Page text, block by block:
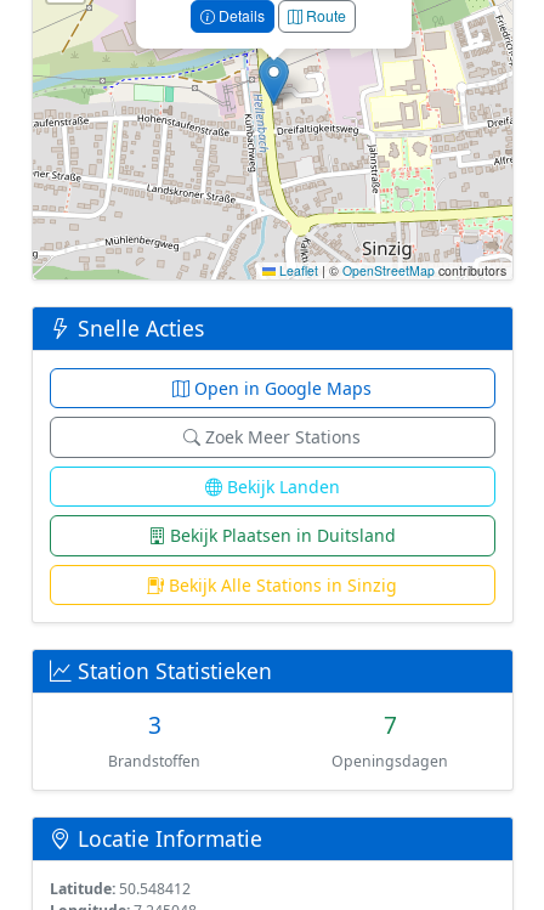
Details Route
Leaflet | © OpenStreetMapcontributors
Snelle Acties
Open in Google Maps
Zoek Meer Stations
Bekijk Landen
Bekijk Plaatsen in Duitsland
Bekijk Alle Stations in Sinzig
Station Statistieken
3
Brandstoffen
7
Openingsdagen
Locatie Informatie
Latitude:50.548412